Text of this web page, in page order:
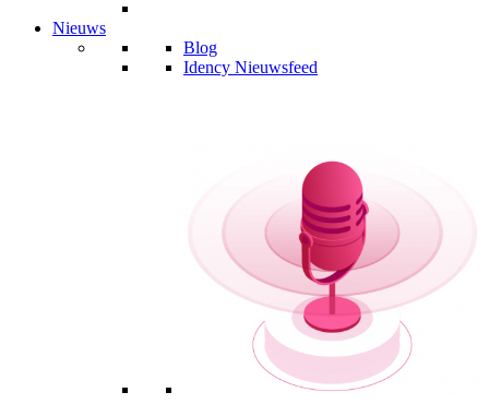
Nieuws
Blog
Idency Nieuwsfeed